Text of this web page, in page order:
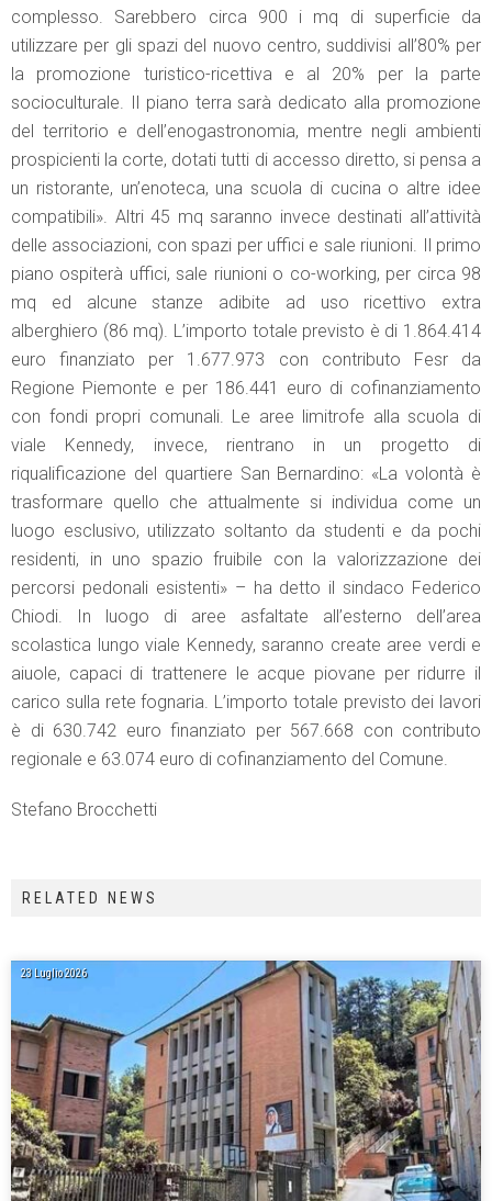
complesso. Sarebbero circa 900 i mq di superficie da
utilizzare per gli spazi del nuovo centro, suddivisi all’80% per
la promozione turistico-ricettiva e al 20% per la parte
socioculturale. Il piano terra sarà dedicato alla promozione
del territorio e dell’enogastronomia, mentre negli ambienti
prospicienti la corte, dotati tutti di accesso diretto, si pensa a
un ristorante, un’enoteca, una scuola di cucina o altre idee
compatibili». Altri 45 mq saranno invece destinati all’attività
delle associazioni, con spazi per uffici e sale riunioni. Il primo
piano ospiterà uffici, sale riunioni o co-working, per circa 98
mq ed alcune stanze adibite ad uso ricettivo extra
alberghiero (86 mq). L’importo totale previsto è di 1.864.414
euro finanziato per 1.677.973 con contributo Fesr da
Regione Piemonte e per 186.441 euro di cofinanziamento
con fondi propri comunali. Le aree limitrofe alla scuola di
viale Kennedy, invece, rientrano in un progetto di
riqualificazione del quartiere San Bernardino: «La volontà è
trasformare quello che attualmente si individua come un
luogo esclusivo, utilizzato soltanto da studenti e da pochi
residenti, in uno spazio fruibile con la valorizzazione dei
percorsi pedonali esistenti» – ha detto il sindaco Federico
Chiodi. In luogo di aree asfaltate all’esterno dell’area
scolastica lungo viale Kennedy, saranno create aree verdi e
aiuole, capaci di trattenere le acque piovane per ridurre il
carico sulla rete fognaria. L’importo totale previsto dei lavori
è di 630.742 euro finanziato per 567.668 con contributo
regionale e 63.074 euro di cofinanziamento del Comune.
Stefano Brocchetti
RELATED NEWS
23 Luglio 2026